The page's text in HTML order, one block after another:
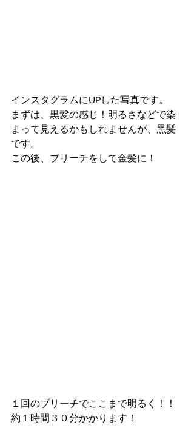
インスタグラムにUPした写真です。
まずは、黒髪の感じ！明るさなどで染
まって見えるかもしれませんが、黒髪
です。
この後、ブリーチをして金髪に！
１回のブリーチでここまで明るく！！
約１時間３０分かかります！